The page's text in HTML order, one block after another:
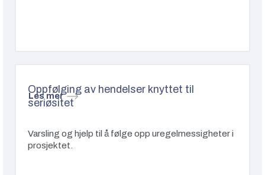
Oppfølging av hendelser knyttet til
seriøsitet
Varsling og hjelp til å følge opp uregelmessigheter i
prosjektet.
Les mer